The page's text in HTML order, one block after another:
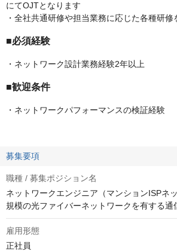
にてOJTとなります
・全社共通研修や担当業務に応じた各種研修
■必須経験
・ネットワーク設計業務経験2年以上
■歓迎条件
・ネットワークパフォーマンスの検証経験
募集要項
職種 / 募集ポジション名
ネットワークエンジニア（マンションISPネ
規模の光ファイバーネットワークを有する通
雇用形態
正社員